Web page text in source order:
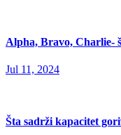
Alpha, Bravo, Charlie-
Jul 11, 2024
Šta sadrži kapacitet